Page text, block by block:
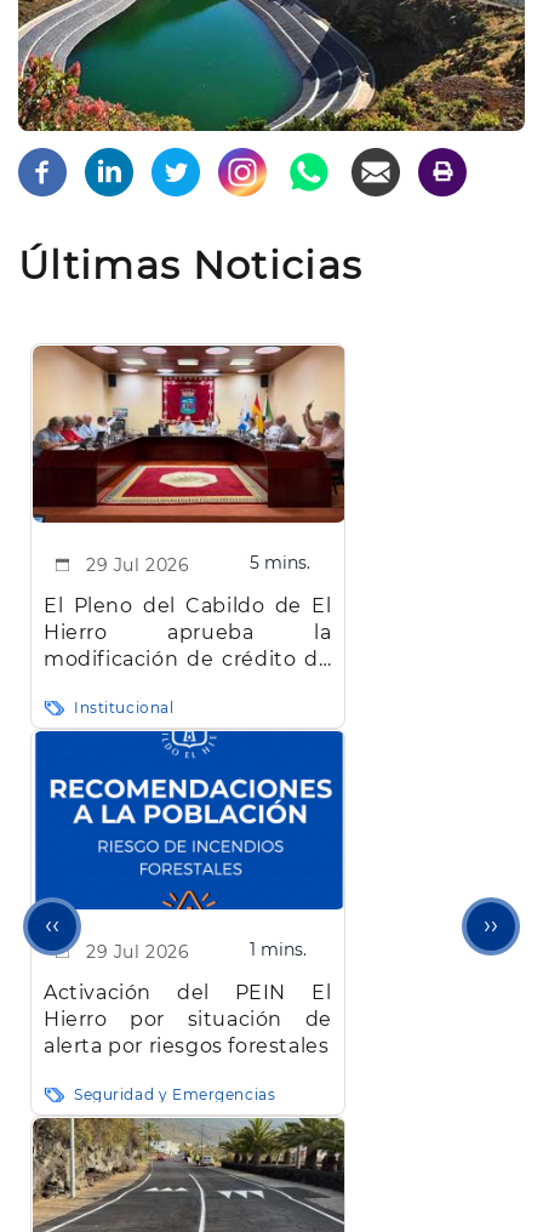
Últimas Noticias
29 Jul 2026 5 mins.
El Pleno del Cabildo de El
Hierro aprueba la
modificación de crédito de
euros bloqueada desde
Institucional
29 Jul 2026 1 mins.
Activación del PEIN El
Hierro por situación de
alerta por riesgos forestales
Seguridad y Emergencias
Página
anterior
‹‹ ››